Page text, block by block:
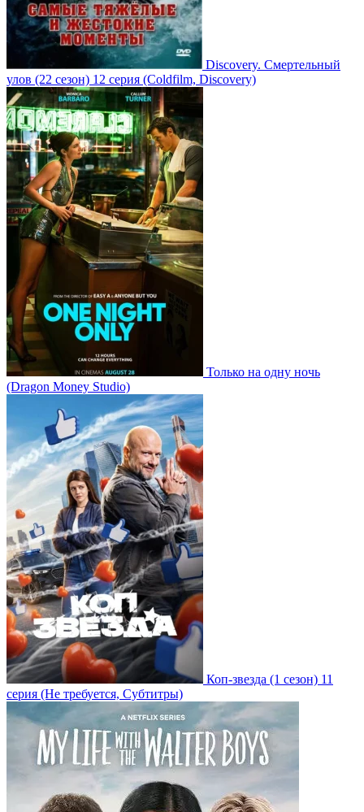
Discovery. Смертельный
улов (22 сезон) 12 серия (Coldfilm, Discovery)
Только на одну ночь
(Dragon Money Studio)
Коп-звезда (1 сезон) 11
серия (Не требуется, Субтитры)